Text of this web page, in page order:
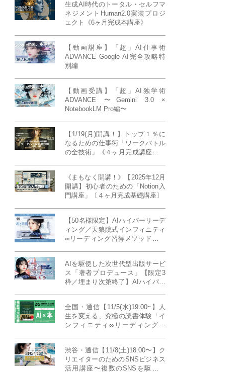
生成AI時代のトータル・セルフマ
ネジメントHuman2.0実装プロジ
ェクト《6ヶ月完成本講座》
【動画講座】「超」AI仕事術
ADVANCE Google AI完全攻略特
別編
【動画受講】「超」AI独学術
ADVANCE 〜Gemini 3.0 ×
NotebookLM Pro編〜
【1/19(月)開講！】トップ１％に
なるための仕事術「ワークバトル
の全技術」《４ヶ月完成講座》ー
《まもなく開講！》【2025年12月
開講】初心者のための「Notion入
門講座」〔４ヶ月完成基礎講座〕
【50名様限定】AIハイパーリーデ
ィング／天狼院式インフィニティ
∞リーディング習得メソッド《４
AIを駆使した次世代型出版サービ
ス「著者プロデュース」【限定3
枠／埋まり次第終了】AIハイパー
全国・通信【11/5(水)19:00~】人
生を変える、究極の読書体験「イ
ンフィニティ∞リーディング／
MILLENNIUM THINKING アメリ
カ最高峰大学の人気講義』
渋谷・通信【11/8(土)18:00〜】ク
リエイターのためのSNSビジネス
活用講座〜複数のSNSを駆使し